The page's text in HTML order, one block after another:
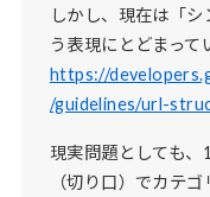
しかし、現在は「
う表現にとどまって
https://
/guidelines/url-
現実問題としても、
（切り口）でカテ